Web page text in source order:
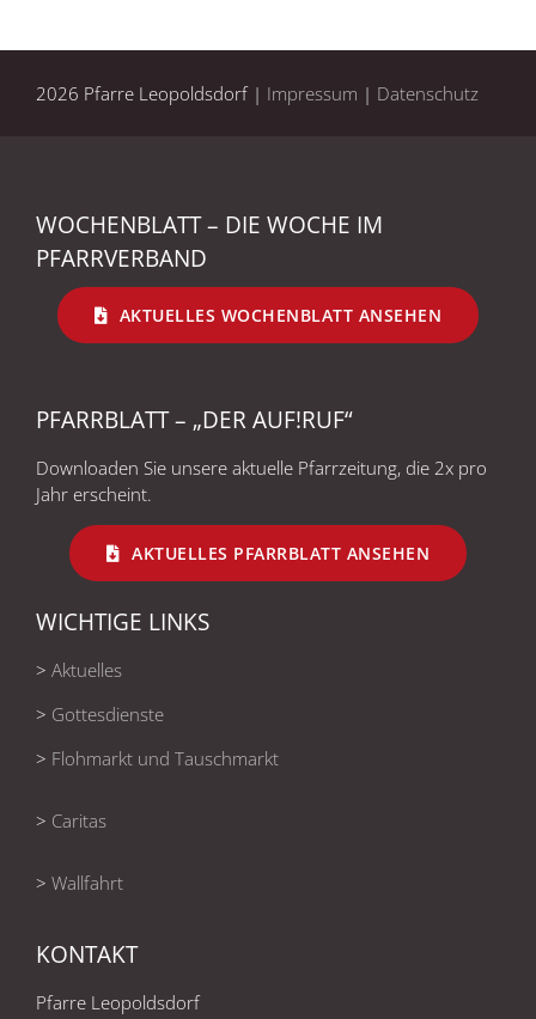
2026 Pfarre Leopoldsdorf | Impressum | Datenschutz
WOCHENBLATT – DIE WOCHE IM
PFARRVERBAND
AKTUELLES WOCHENBLATT ANSEHEN
PFARRBLATT – „DER AUF!RUF“
Downloaden Sie unsere aktuelle Pfarrzeitung, die 2x pro
Jahr erscheint.
AKTUELLES PFARRBLATT ANSEHEN
WICHTIGE LINKS
> Aktuelles
> Gottesdienste
> Flohmarkt und Tauschmarkt
> Caritas
> Wallfahrt
KONTAKT
Pfarre Leopoldsdorf